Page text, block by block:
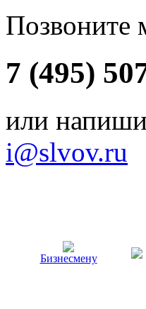
Позвоните
7 (495)
или
i@slvov.ru
Бизнесмену